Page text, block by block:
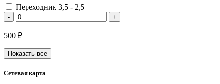
Переходник 3,5 - 2,5
- +
500 ₽
Показать все
Сетевая карта